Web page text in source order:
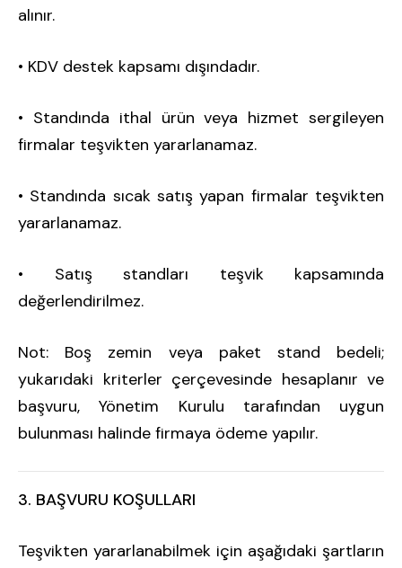
alınır.
• KDV destek kapsamı dışındadır.
• Standında ithal ürün veya hizmet sergileyen
firmalar teşvikten yararlanamaz.
• Standında sıcak satış yapan firmalar teşvikten
yararlanamaz.
• Satış standları teşvik kapsamında
değerlendirilmez.
Not: Boş zemin veya paket stand bedeli;
yukarıdaki kriterler çerçevesinde hesaplanır ve
başvuru, Yönetim Kurulu tarafından uygun
bulunması halinde firmaya ödeme yapılır.
3. BAŞVURU KOŞULLARI
Teşvikten yararlanabilmek için aşağıdaki şartların